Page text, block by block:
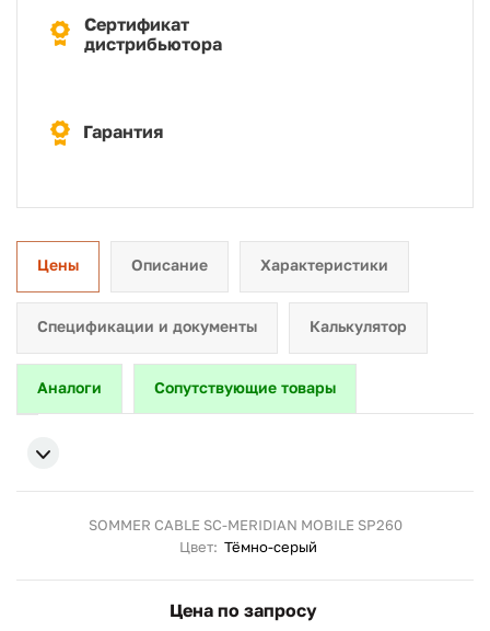
Сертификат
дистрибьютора
Гарантия
Цены Описание Характеристики
Спецификации и документы Калькулятор
Аналоги Сопутствующие товары
SOMMER CABLE SC-MERIDIAN MOBILE SP260
Цвет: Тёмно-серый
Цена по запросу